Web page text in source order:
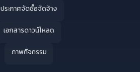
ประกาศจัดซื้อจัดจ้าง
เอกสารดาวน์โหลด
ภาพกิจกรรม